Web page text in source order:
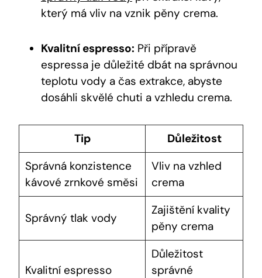
který má vliv na vznik pěny crema.
Kvalitní espresso: Při přípravě
espressa je důležité dbát na správnou
teplotu vody a čas extrakce, abyste
dosáhli skvělé chuti a vzhledu crema.
Tip
Důležitost
Správná konzistence
kávové zrnkové směsi
Vliv na vzhled
crema
Správný tlak vody
Zajištění kvality
pěny crema
Kvalitní espresso
Důležitost
správné